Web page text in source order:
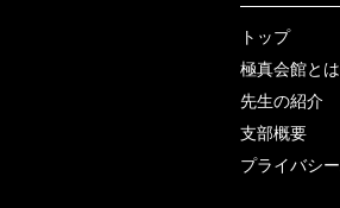
トップ
極真会館とは
先生の紹介
支部概要
プライバシー